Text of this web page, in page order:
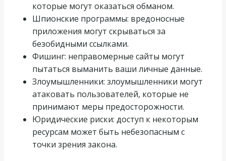
которые могут оказаться обманом.
Шпионские программы: вредоносные
приложения могут скрываться за
безобидными ссылками.
Фишинг: неправомерные сайты могут
пытаться выманить ваши личные данные.
Злоумышленники: злоумышленники могут
атаковать пользователей, которые не
принимают меры предосторожности.
Юридические риски: доступ к некоторым
ресурсам может быть небезопасным с
точки зрения закона.